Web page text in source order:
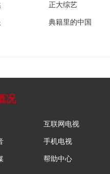
正大综艺
典籍里的中国
况
互联网电视
手机电视
帮助中心